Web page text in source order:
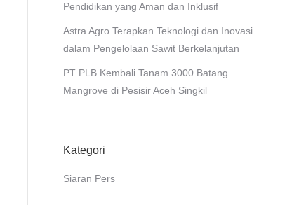
Pendidikan yang Aman dan Inklusif
Astra Agro Terapkan Teknologi dan Inovasi
dalam Pengelolaan Sawit Berkelanjutan
PT PLB Kembali Tanam 3000 Batang
Mangrove di Pesisir Aceh Singkil
Kategori
Siaran Pers